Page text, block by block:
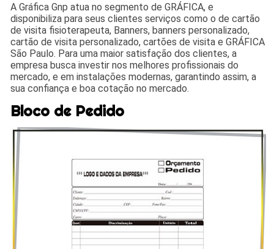
A Gráfica Gnp atua no segmento de GRÁFICA, e
disponibiliza para seus clientes serviços como o de cartão
de visita fisioterapeuta, Banners, banners personalizado,
cartão de visita personalizado, cartões de visita e GRÁFICA
São Paulo. Para uma maior satisfação dos clientes, a
empresa busca investir nos melhores profissionais do
mercado, e em instalações modernas, garantindo assim, a
sua confiança e boa cotação no mercado.
Bloco de Pedido